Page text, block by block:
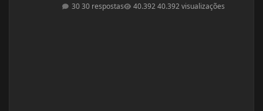
enantato de testosterona 10ml e um diana que segundo
30 respostas 40.392 visualizações